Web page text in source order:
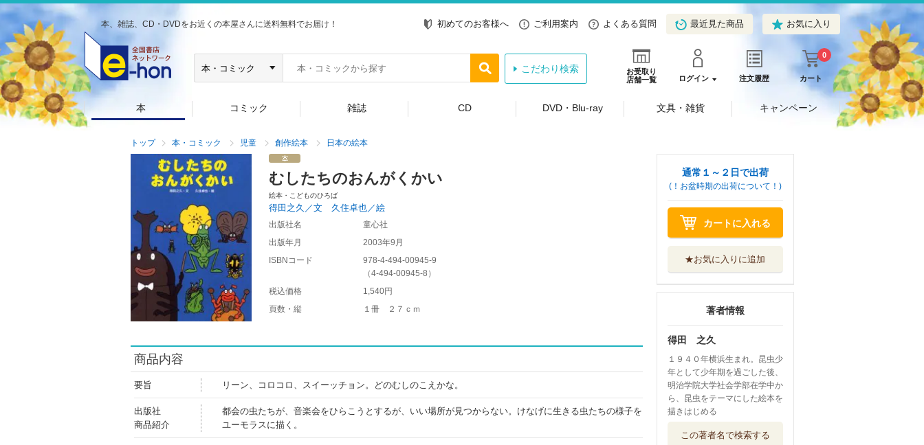
本、雑誌、CD・DVDをお近くの本屋さんに送料無料でお届け！ 初めてのお客様へ ご利用案内 よくある質問 最近見た商品 お気に入り
お受取り
店舗一覧
ログイン 注文履歴 カート
0
こだわり検索
本 コミック 雑誌 CD DVD・Blu-ray 文具・雑貨 キャンペーン
トップ 本・コミック 児童 創作絵本 日本の絵本
むしたちのおんがくかい
絵本・こどものひろば
得田之久／文 久住卓也／絵
出版社名
童心社
出版年月
2003年9月
ISBNコード
978-4-494-00945-9
（4-494-00945-8 ）
税込価格
1,540円
頁数・縦
１冊 ２７ｃｍ
商品内容
要旨 リーン、コロコロ、スイーッチョン。どのむしのこえかな。
出版社
商品紹介
都会の虫たちが、音楽会をひらこうとするが、いい場所が見つからない。けなげに生きる虫たちの様子を
ユーモラスに描く。
通常１～２日で出荷
(！お盆時期の出荷について！)
カートに入れる
★お気に入りに追加
著者情報
得田 之久
１９４０年横浜生まれ。昆虫少
年として少年期を過ごした後、
明治学院大学社会学部在学中か
ら、昆虫をテーマにした絵本を
描きはじめる
この著者名で検索する
お・か・お！